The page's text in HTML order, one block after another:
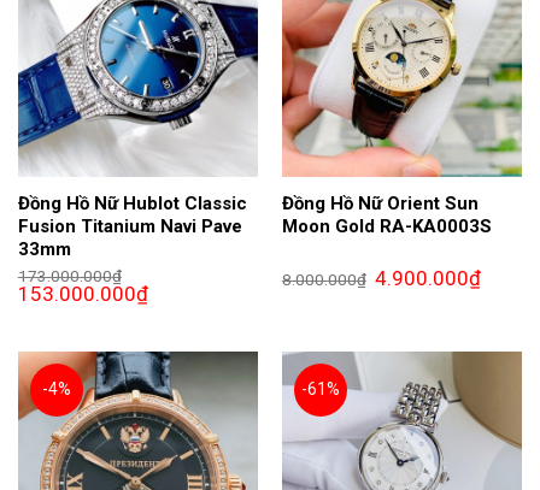
Đồng Hồ Nữ Hublot Classic
Fusion Titanium Navi Pave
33mm
173.000.000₫
Giá
gốc
153.000.000₫Giá
hiện
153.000.000₫.
Đồng Hồ Nữ Orient Sun
Moon Gold RA-KA0003S
8.000.000₫ Giá
gốc
4.900.000₫Giá
hiện
-4% -61%